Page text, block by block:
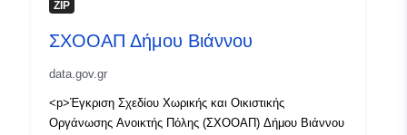
ZIP
ΣΧΟΟΑΠ Δήμου Βιάννου
data.gov.gr
<p>Έγκριση Σχεδίου Χωρικής και Οικιστικής
Οργάνωσης Ανοικτής Πόλης (ΣΧΟΟΑΠ) Δήμου Βιάννου